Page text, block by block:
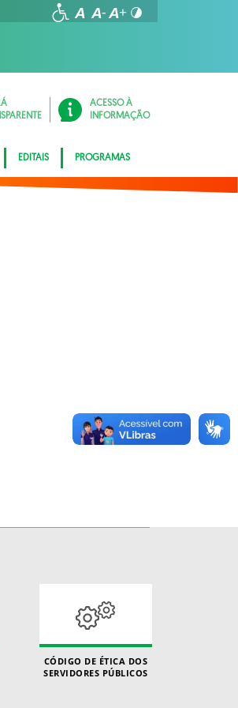
ACESSO À
INFORMAÇÃO
EDITAIS PROGRAMAS
CÓDIGO DE ÉTICA DOS
SERVIDORES PÚBLICOS